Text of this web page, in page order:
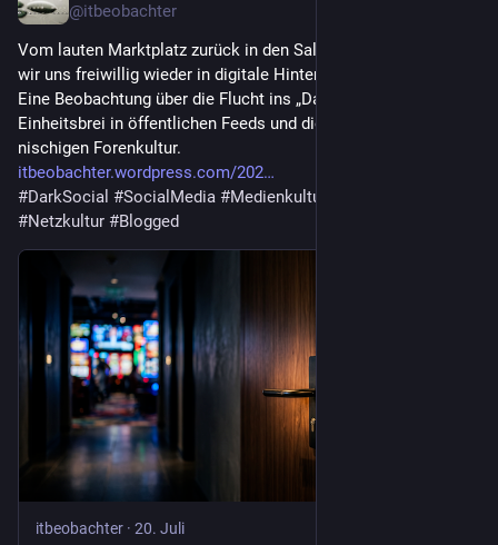
@itbeobachter
Vom lauten Marktplatz zurück in den Salon: Warum sperren
wir uns freiwillig wieder in digitale Hinterzimmer?
Eine Beobachtung über die Flucht ins „Dark Social“, den KI-
Einheitsbrei in öffentlichen Feeds und die Renaissance der
nischigen Forenkultur.
itbeobachter.wordpress.com/202
#DarkSocial #SocialMedia #Medienkultur
#Netzkultur #Blogged
itbeobachter · 20. Juli